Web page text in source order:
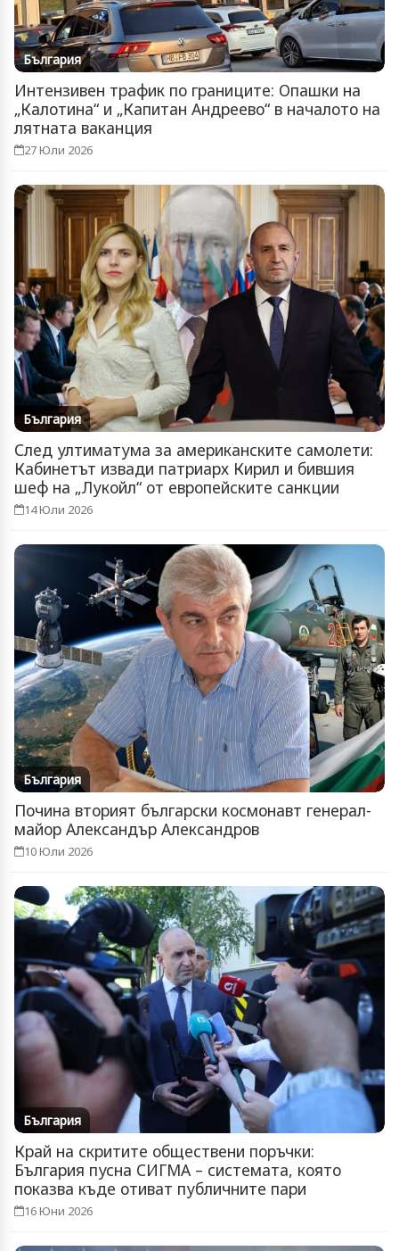
България
Интензивен трафик по границите: Опашки на
„Калотина“ и „Капитан Андреево“ в началото на
лятната ваканция
27 Юли 2026
България
След ултиматума за американските самолети:
Кабинетът извади патриарх Кирил и бившия
шеф на „Лукойл“ от европейските санкции
14 Юли 2026
България
Почина вторият български космонавт генерал-
майор Александър Александров
10 Юли 2026
България
Край на скритите обществени поръчки:
България пусна СИГМА – системата, която
показва къде отиват публичните пари
16 Юни 2026